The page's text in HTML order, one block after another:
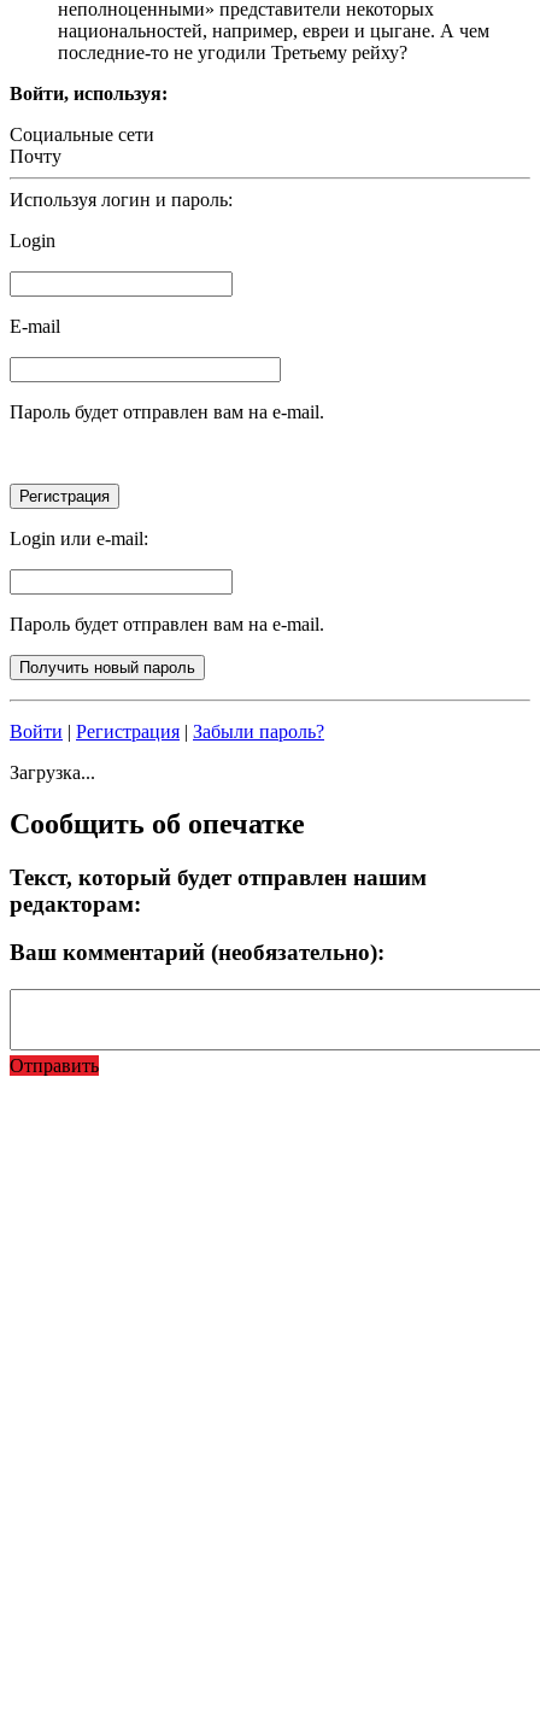
неполноценными» представители некоторых
национальностей, например, евреи и цыгане. А чем
последние-то не угодили Третьему рейху?
Войти, используя:
Социальные сети
Почту
Используя логин и пароль:
Login
E-mail
Пароль будет отправлен вам на e-mail.
Login или e-mail:
Пароль будет отправлен вам на e-mail.
Войти | Регистрация | Забыли пароль?
Загрузка...
Сообщить об опечатке
Текст, который будет отправлен нашим
редакторам:
Ваш комментарий (необязательно):
Отправить